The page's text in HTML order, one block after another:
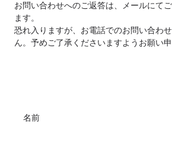
お問い合わせへのご返答は、メールにて
ます。
恐れ入りますが、お電話でのお問い合わ
ん。予めご了承くださいますようお願い申
名前